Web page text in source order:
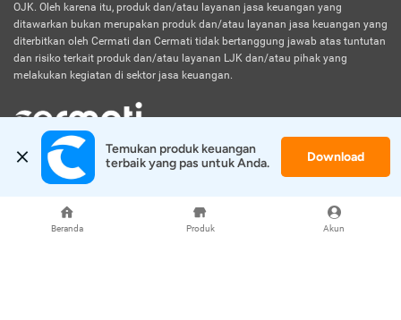
Beranda Produk Akun
OJK. Oleh karena itu, produk dan/atau layanan jasa keuangan yang
ditawarkan bukan merupakan produk dan/atau layanan jasa keuangan yang
diterbitkan oleh Cermati dan Cermati tidak bertanggung jawab atas tuntutan
dan risiko terkait produk dan/atau layanan LJK dan/atau pihak yang
melakukan kegiatan di sektor jasa keuangan.
© 2026 Cermati. All Rights Reserved.
Temukan produk keuangan
terbaik yang pas untuk Anda.
Download